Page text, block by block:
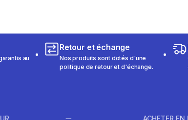
au
Retour et échange
Nos produits sont dotés d'une
politique de retour et d'échange.